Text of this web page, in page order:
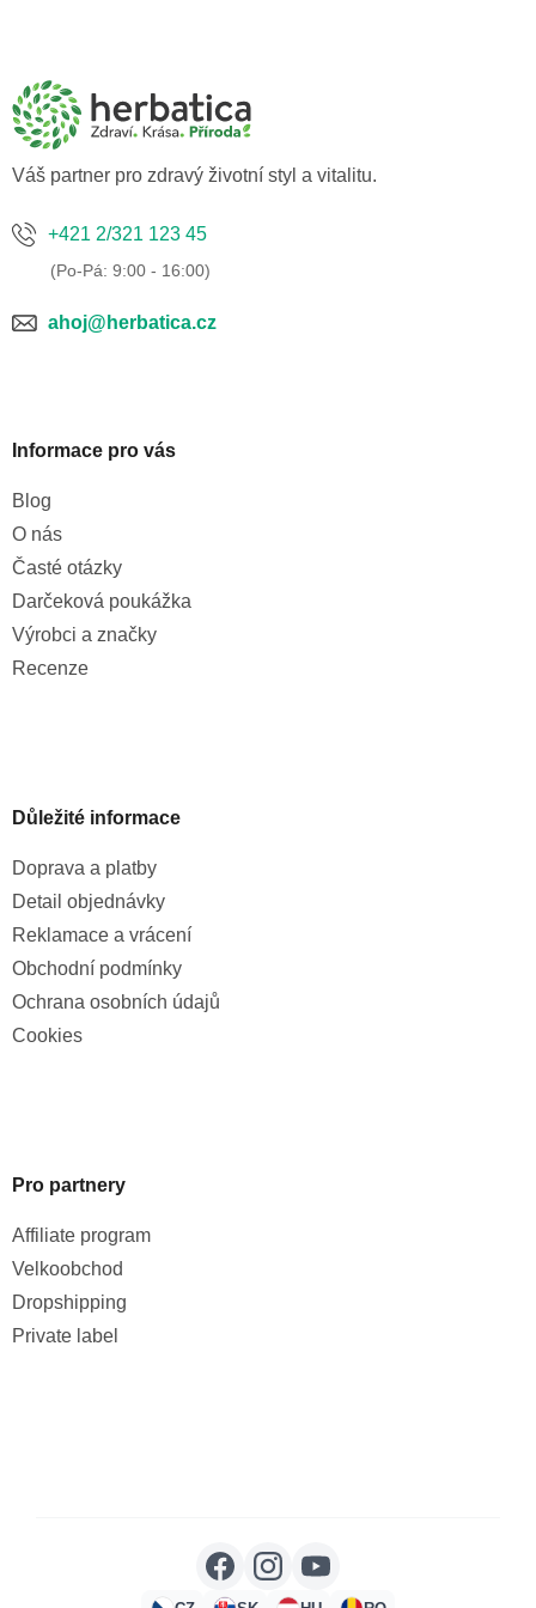
a
Váš partner pro zdravý životní styl a vitalitu.
+421 2/321 123 45
ahoj@herbatica.cz
Informace pro vás
Blog
O nás
Časté otázky
Darčeková poukážka
Výrobci a značky
Recenze
Důležité informace
Doprava a platby
Detail objednávky
Reklamace a vrácení
Obchodní podmínky
Ochrana osobních údajů
Cookies
Pro partnery
Affiliate program
Velkoobchod
Dropshipping
Private label